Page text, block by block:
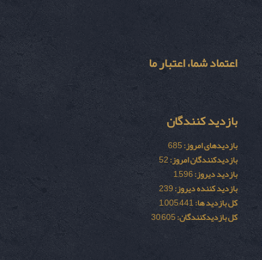
اعتماد شما، اعتبار ما
بازدید کنندگان
بازدیدهای امروز:685
بازدیدکنندگان امروز:52
بازدید دیروز:1,596
بازدید کننده دیروز:239
کل بازدید ها:1,005,441
کل بازدیدکنند‌گان:30,605